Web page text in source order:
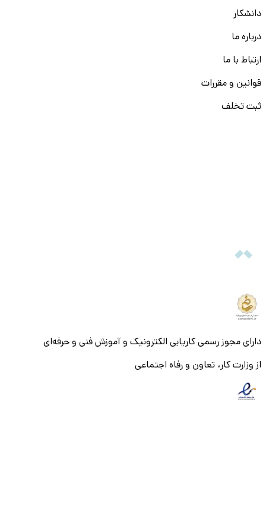
دانشکار
درباره ما
ارتباط با ما
قوانین و مقررات
ثبت تخلف
دارای مجوز رسمی کاریابی الکترونیک و آموزش فنی و حرفه‌ای
از وزارت کار، تعاون و رفاه اجتماعی